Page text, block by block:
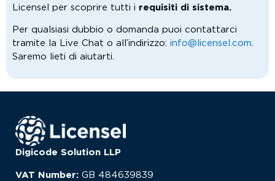
Licensel per scoprire tutti i requisiti di sistema.
Per qualsiasi dubbio o domanda puoi contattarci
tramite la Live Chat o all’indirizzo: info@licensel.com.
Saremo lieti di aiutarti.
Digicode Solution LLP
VAT Number: GB 484639839